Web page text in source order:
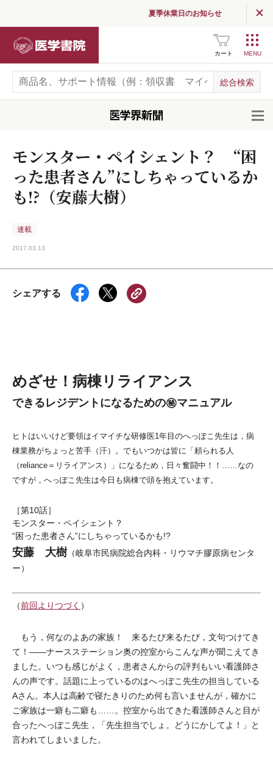
夏季休業日のお知らせ
カート
モンスター・ペイシェント？ “困
った患者さん”にしちゃっているか
も!?（安藤大樹）
連載
2017.03.13
シェアする
めざせ！病棟リライアンス
できるレジデントになるための㊙マニュアル
ヒトはいいけど要領はイマイチな研修医1年目のへっぽこ先生は，病
棟業務がちょっと苦手（汗）。でもいつかは皆に「頼られる人
（reliance＝リライアンス）」になるため，日々奮闘中！！……なの
ですが，へっぽこ先生は今日も病棟で頭を抱えています。
［第10話］
モンスター・ペイシェント？
“困った患者さん”にしちゃっているかも!?
安藤 大樹（岐阜市民病院総合内科・リウマチ膠原病センタ
ー）
（前回よりつづく ）
もう，何なのよあの家族！ 来るたび来るたび，文句つけてき
て！――ナースステーション奥の控室からこんな声が聞こえてき
ました。いつも感じがよく，患者さんからの評判もいい看護師さ
んの声です。話題に上っているのはへっぽこ先生の担当している
Aさん。本人は高齢で寝たきりのため何も言いませんが，確かに
ご家族は一癖も二癖も……。控室から出てきた看護師さんと目が
合ったへっぽこ先生，「先生担当でしょ。どうにかしてよ！」と
言われてしまいました。